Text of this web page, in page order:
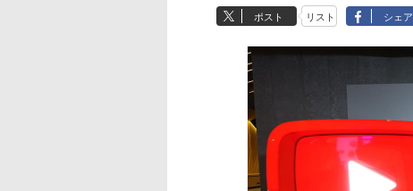
ポスト リスト シェア